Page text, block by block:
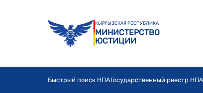
КЫРГЫЗСКАЯ РЕСПУБЛИКА
МИНИСТЕРСТВО
ЮСТИЦИИ
Быстрый поиск НПАГосударственный реестр НПА